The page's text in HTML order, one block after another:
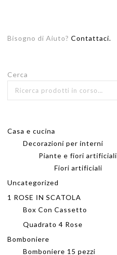
Bisogno di Aiuto? Contattaci.
Cerca
Casa e cucina
Decorazioni per interni
Piante e fiori artificiali
Fiori artificiali
Uncategorized
1 ROSE IN SCATOLA
Box Con Cassetto
Quadrato 4 Rose
Bomboniere
Bomboniere 15 pezzi